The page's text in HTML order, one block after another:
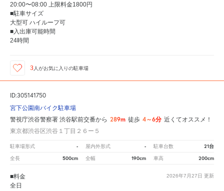
20:00〜08:00 上限料金1800円
■駐車サイズ
大型可 ハイルーフ可
■入出庫可能時間
24時間
3人がお気に入りの駐車場
ID:305141750
宮下公園南バイク駐車場
警視庁渋谷警察署 渋谷駅前交番から 289m 徒歩 4～6分 近くてオススメ！
東京都渋谷区渋谷１丁目２６ー５
駐車場形式 - 屋内外形式 - 駐車台数 21台
全長 500cm 全幅 190cm 車高 200cm
2026年7月27日 更新
■料金
全日